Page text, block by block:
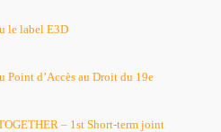
le label E3D
Point d’Accès au Droit du 19e
– 1st Short-term joint